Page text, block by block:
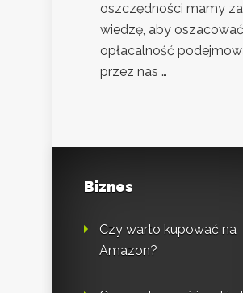
oszczędności mamy za
wiedzę, aby oszacować
opłacalność
przez nas …
Biznes
Czy warto kupować na
Amazon?